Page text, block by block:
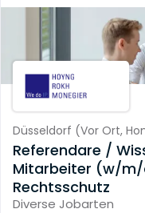
Düsseldorf (Vor Ort,
Referendare /
Mitarbeiter (w/
Rechtsschutz
Diverse Jobarten